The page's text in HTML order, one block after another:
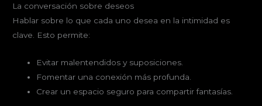
La conversación sobre deseos
Hablar sobre lo que cada uno desea en la intimidad es
clave. Esto permite:
Evitar malentendidos y suposiciones.
Fomentar una conexión más profunda.
Crear un espacio seguro para compartir fantasías.